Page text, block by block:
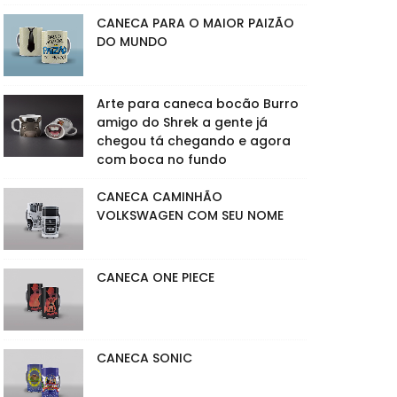
CANECA PARA O MAIOR PAIZÃO
DO MUNDO
Arte para caneca bocão Burro
amigo do Shrek a gente já
chegou tá chegando e agora
com boca no fundo
CANECA CAMINHÃO
VOLKSWAGEN COM SEU NOME
CANECA ONE PIECE
CANECA SONIC